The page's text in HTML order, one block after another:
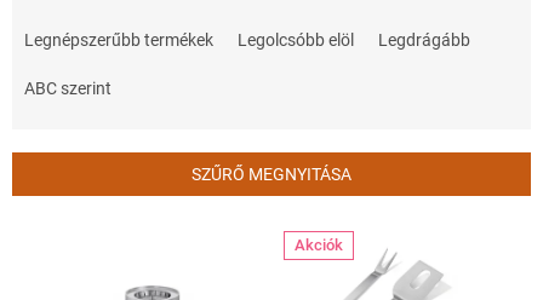
m
k
Legnépszerűbb termékek Legolcsóbb elöl Legdrágább
ABC szerint
SZŰRŐ MEGNYITÁSA
Akciók